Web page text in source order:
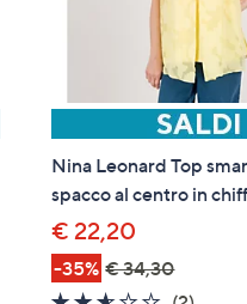
Nina Leonard Top
spacco al centro in
€ 22,20
-35% € 34,30